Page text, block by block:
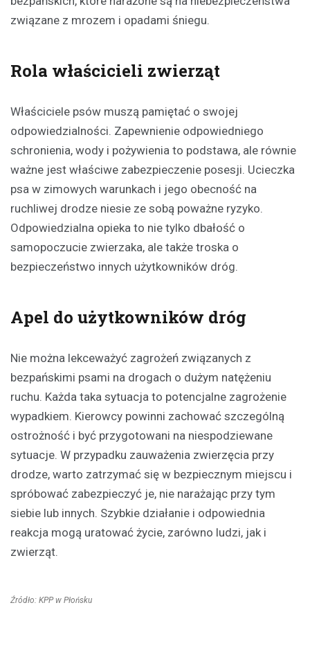
związane z mrozem i opadami śniegu.
Rola właścicieli zwierząt
Właściciele psów muszą pamiętać o swojej
odpowiedzialności. Zapewnienie odpowiedniego
schronienia, wody i pożywienia to podstawa, ale równie
ważne jest właściwe zabezpieczenie posesji. Ucieczka
psa w zimowych warunkach i jego obecność na
ruchliwej drodze niesie ze sobą poważne ryzyko.
Odpowiedzialna opieka to nie tylko dbałość o
samopoczucie zwierzaka, ale także troska o
bezpieczeństwo innych użytkowników dróg.
Apel do użytkowników dróg
Nie można lekceważyć zagrożeń związanych z
bezpańskimi psami na drogach o dużym natężeniu
ruchu. Każda taka sytuacja to potencjalne zagrożenie
wypadkiem. Kierowcy powinni zachować szczególną
ostrożność i być przygotowani na niespodziewane
sytuacje. W przypadku zauważenia zwierzęcia przy
drodze, warto zatrzymać się w bezpiecznym miejscu i
spróbować zabezpieczyć je, nie narażając przy tym
siebie lub innych. Szybkie działanie i odpowiednia
reakcja mogą uratować życie, zarówno ludzi, jak i
zwierząt.
Źródło: KPP w Płońsku